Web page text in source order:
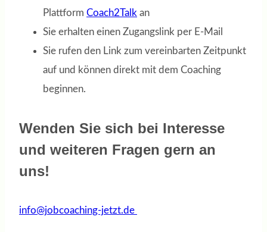
Plattform Coach2Talk an
Sie erhalten einen Zugangslink per E-Mail
Sie rufen den Link zum vereinbarten Zeitpunkt
auf und können direkt mit dem Coaching
beginnen.
Wenden Sie sich bei Interesse
und weiteren Fragen gern an
uns!
info@jobcoaching-jetzt.de